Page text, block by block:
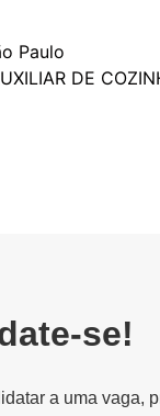
Paulo
DE
se!
a uma vaga,